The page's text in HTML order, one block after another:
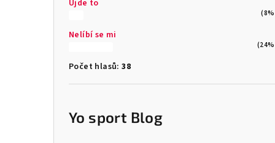
Ujde to
Nelíbí se mi
Počet hlasů:38
Yo sport Blog